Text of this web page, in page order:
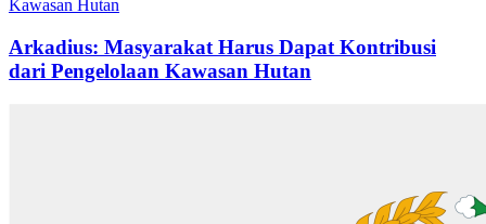
Arkadius: Masyarakat Harus Dapat Kontribusi
dari Pengelolaan Kawasan Hutan